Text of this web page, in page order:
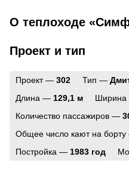
О теплоходе
Проект и тип
Проект — 302 Тип —
Длина — 129,1 м
Количество пассажиров —
Общее число кают на
Постройка — 1983 год